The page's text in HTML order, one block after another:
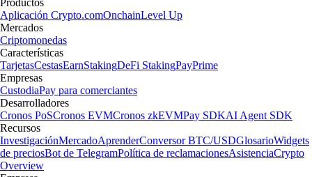
Aplicación Crypto.comOnchainLevel Up
Mercados
Criptomonedas
Características
TarjetasCestasEarnStakingDeFi StakingPayPrime
Empresas
CustodiaPay para comerciantes
Desarrolladores
Cronos PoSCronos EVMCronos zkEVMPay SDKAI Agent SDK
Recursos
InvestigaciónMercadoAprenderConversor BTC/USDGlosarioWidgets
de preciosBot de TelegramPolítica de reclamacionesAsistenciaCrypto
Overview